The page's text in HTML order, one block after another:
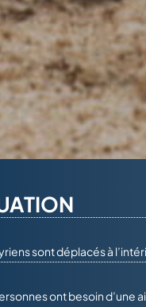
sont déplacés à
ont besoin d’une